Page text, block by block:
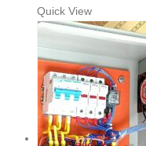
Quick View